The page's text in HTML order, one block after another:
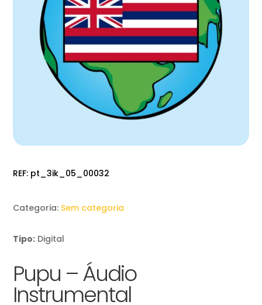
REF: pt_3ik_05_00032
Categoria: Sem categoria
Tipo: Digital
Pupu – Áudio
Instrumental